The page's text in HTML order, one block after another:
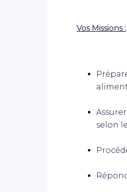
Vos Missions :
selon